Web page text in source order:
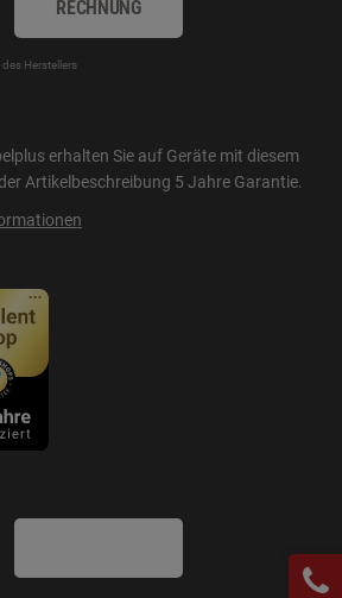
RECHNUNG
Herstellers
erhalten Sie auf Geräte mit diesem
Artikelbeschreibung 5 Jahre Garantie.